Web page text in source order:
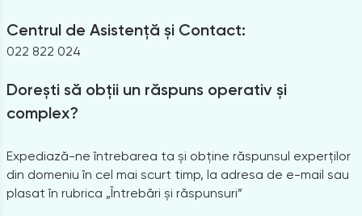
Centrul de Asistență și Contact:
022 822 024
Dorești să obții un răspuns operativ și
complex?
Expediază-ne întrebarea ta și obține răspunsul experților
din domeniu în cel mai scurt timp, la adresa de e-mail sau
plasat în rubrica „Întrebări și răspunsuri”